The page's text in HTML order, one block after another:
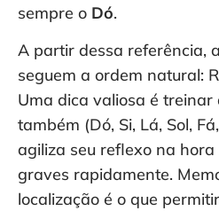
sempre o Dó.
A partir dessa referência,
seguem a ordem natural:
Uma dica valiosa é
também (Dó, Si, Lá, Sol,
agiliza seu reflexo na
graves rapidamente.
localização é o que